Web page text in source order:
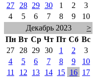
27
28 29 30 1 2
3
4
5 6 7 8 9
10
Декабрь 2023
>
Пн Вт Ср Чт Пт Сб Вс
27
28 29 30 1 2
3
4
5 6 7 8 9
10
11
12 13 14 15 16
17